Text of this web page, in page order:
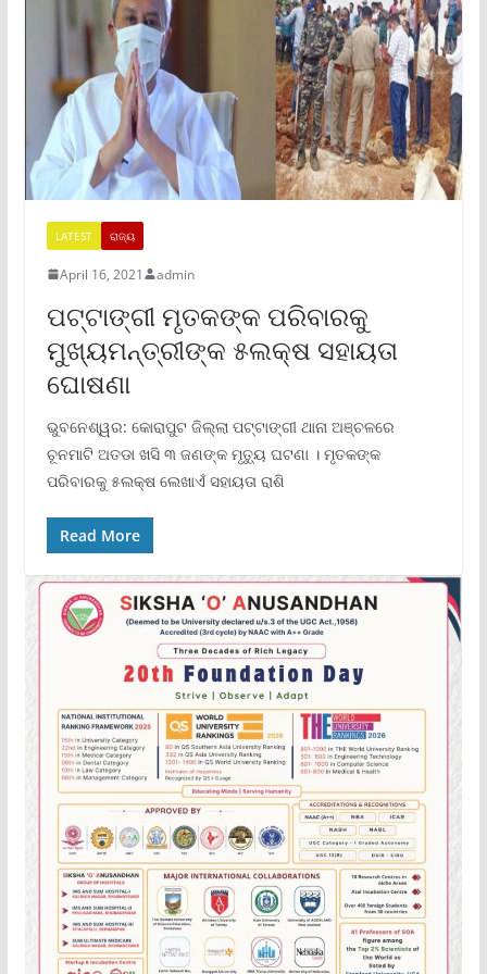
LATEST ରାଜ୍ୟ
April 16, 2021 admin
ପଟ୍ଟାଙ୍ଗୀ ମୃତକଙ୍କ ପରିବାରକୁ
ମୁଖ୍ୟମନ୍ତ୍ରୀଙ୍କ ୫ଲକ୍ଷ ସହାୟତା
ଘୋଷଣା
ଭୁବନେଶ୍ୱର: କୋରାପୁଟ ଜିଲ୍ଲା ପଟ୍ଟାଙ୍ଗୀ ଥାନା ଅଞ୍ଚଳରେ
ଚୂନମାଟି ଅତଡା ଖସି ୩ ଜଣଙ୍କ ମୃତ୍ୟୁ ଘଟଣା । ମୃତକଙ୍କ
ପରିବାରକୁ ୫ଲକ୍ଷ ଲେଖାଏଁ ସହାୟତା ରାଶି
Read More